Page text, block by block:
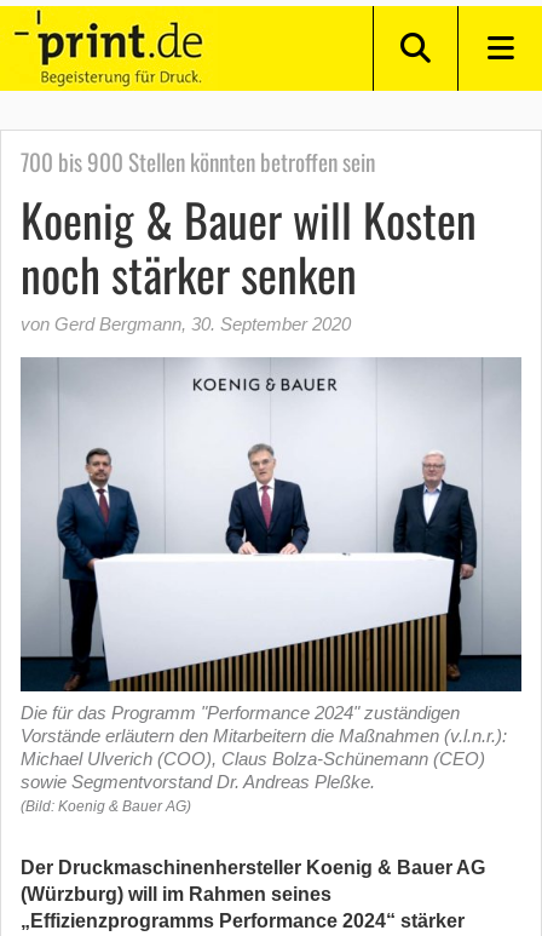
700 bis 900 Stellen könnten betroffen sein
Koenig & Bauer will Kosten
noch stärker senken
von Gerd Bergmann, 30. September 2020
Die für das Programm "Performance 2024" zuständigen
Vorstände erläutern den Mitarbeitern die Maßnahmen (v.l.n.r.):
Michael Ulverich (COO), Claus Bolza-Schünemann (CEO)
sowie Segmentvorstand Dr. Andreas Pleßke.
(Bild: Koenig & Bauer AG)
Der Druckmaschinenhersteller Koenig & Bauer AG
(Würzburg) will im Rahmen seines
„Effizienzprogramms Performance 2024“ stärker